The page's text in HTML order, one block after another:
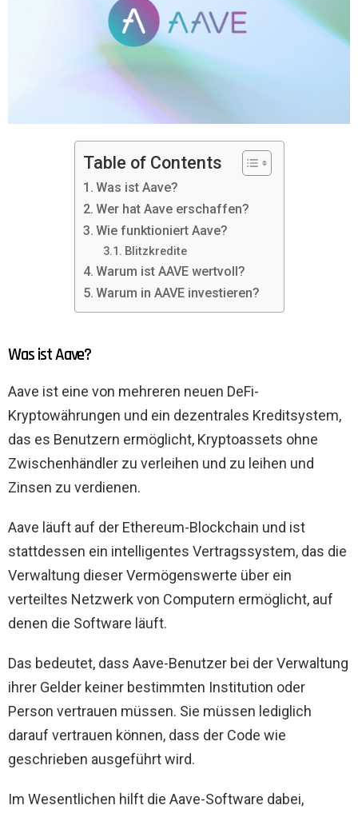
Table of Contents
Was ist Aave?
Wer hat Aave erschaffen?
Wie funktioniert Aave?
Blitzkredite
Warum ist AAVE wertvoll?
Warum in AAVE investieren?
Was ist Aave?
Aave ist eine von mehreren neuen DeFi-
Kryptowährungen und ein dezentrales Kreditsystem,
das es Benutzern ermöglicht, Kryptoassets ohne
Zwischenhändler zu verleihen und zu leihen und
Zinsen zu verdienen.
Aave läuft auf der Ethereum-Blockchain und ist
stattdessen ein intelligentes Vertragssystem, das die
Verwaltung dieser Vermögenswerte über ein
verteiltes Netzwerk von Computern ermöglicht, auf
denen die Software läuft.
Das bedeutet, dass Aave-Benutzer bei der Verwaltung
ihrer Gelder keiner bestimmten Institution oder
Person vertrauen müssen. Sie müssen lediglich
darauf vertrauen können, dass der Code wie
geschrieben ausgeführt wird.
Im Wesentlichen hilft die Aave-Software dabei,